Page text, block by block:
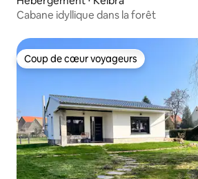
Cabane idyllique dans la forêt
Coup de cœur voyageurs
Coup de cœur voyageurs